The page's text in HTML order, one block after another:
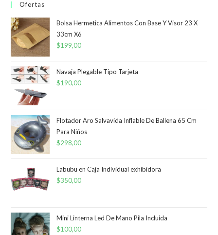
Ofertas
Bolsa Hermetica Alimentos Con Base Y Visor 23 X
33cm X6
$199,00
Navaja Plegable Tipo Tarjeta
$190,00
Flotador Aro Salvavida Inflable De Ballena 65 Cm
Para Niños
$298,00
Labubu en Caja Individual exhibidora
$350,00
Mini Linterna Led De Mano Pila Incluida
$100,00